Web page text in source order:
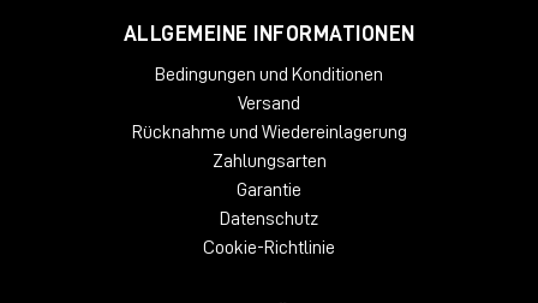
ALLGEMEINE INFORMATIONEN
Bedingungen und Konditionen
Versand
Rücknahme und Wiedereinlagerung
Zahlungsarten
Garantie
Datenschutz
Cookie-Richtlinie